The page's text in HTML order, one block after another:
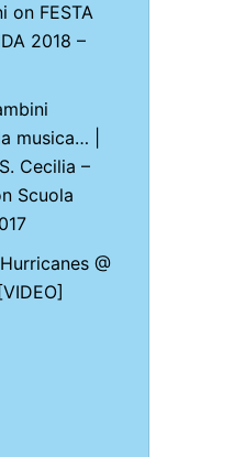
on FESTA
2018 –
musica… |
Cecilia –
Scuola
Hurricanes @